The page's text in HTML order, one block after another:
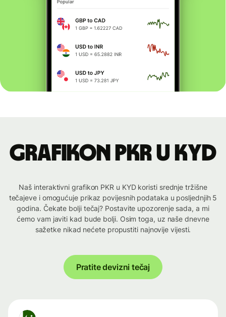
Grafikon PKR u KYD
Naš interaktivni grafikon PKR u KYD koristi srednje tržišne
tečajeve i omogućuje prikaz povijesnih podataka u posljednjih 5
godina. Čekate bolji tečaj? Postavite upozorenje sada, a mi
ćemo vam javiti kad bude bolji. Osim toga, uz naše dnevne
sažetke nikad nećete propustiti najnovije vijesti.
Pratite devizni tečaj